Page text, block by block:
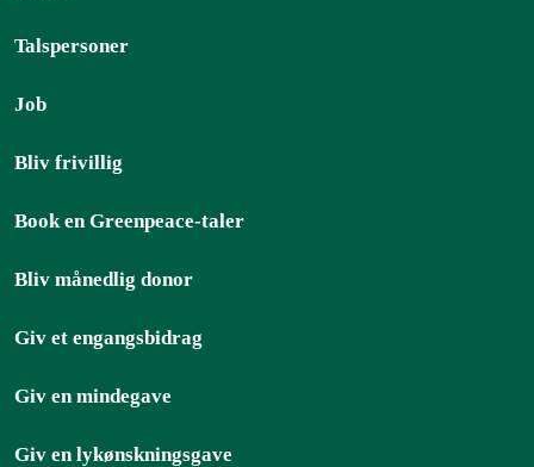
Talspersoner
Job
Bliv frivillig
Book en Greenpeace-taler
Bliv månedlig donor
Giv et engangsbidrag
Giv en mindegave
Giv en lykønskningsgave